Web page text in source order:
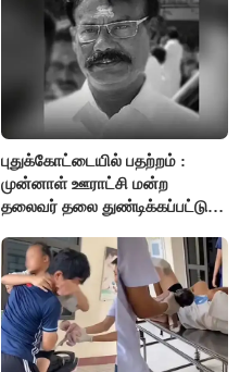
புதுக்கோட்டையில் பதற்றம் :
முன்னாள் ஊராட்சி மன்ற
தலைவர் தலை துண்டிக்கப்பட்டு